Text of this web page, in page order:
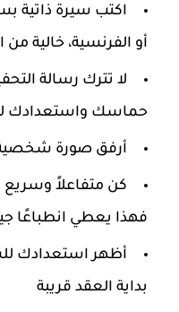
اكتب سيرة ذاتية
أو الفرنسية، خالية من
لا تترك رسالة
حماسك واستعدادك
أرفق صورة
كن متفاعلاً
فهذا يعطي انطباعًا
أظهر استعدادك
بداية العقد قريبة